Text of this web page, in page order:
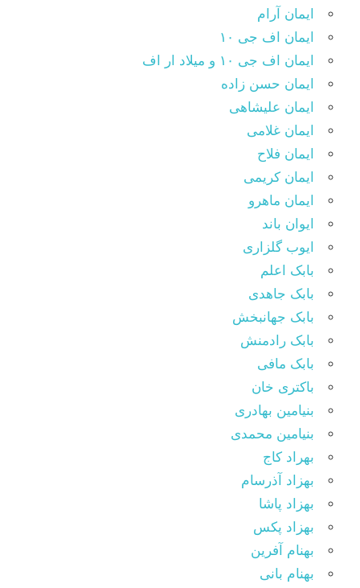
ایمان آرام
ایمان اف جی ۱۰
ایمان اف جی ۱۰ و میلاد ار اف
ایمان حسن زاده
ایمان علیشاهی
ایمان غلامی
ایمان فلاح
ایمان کریمی
ایمان ماهرو
ایوان باند
ایوب گلزاری
بابک اعلم
بابک جاهدی
بابک جهانبخش
بابک رادمنش
بابک مافی
باکتری خان
بنیامین بهادری
بنیامین محمدی
بهراد کاج
بهزاد آذرسام
بهزاد پاشا
بهزاد پکس
بهنام آفرین
بهنام بانی